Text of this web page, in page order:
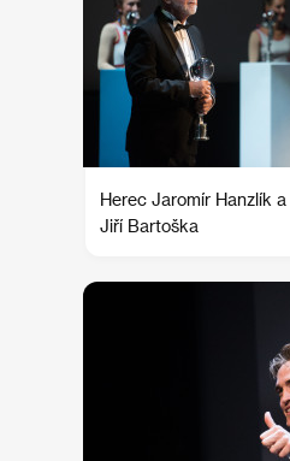
Herec Jaromír Hanzlík
Jiří Bartoška